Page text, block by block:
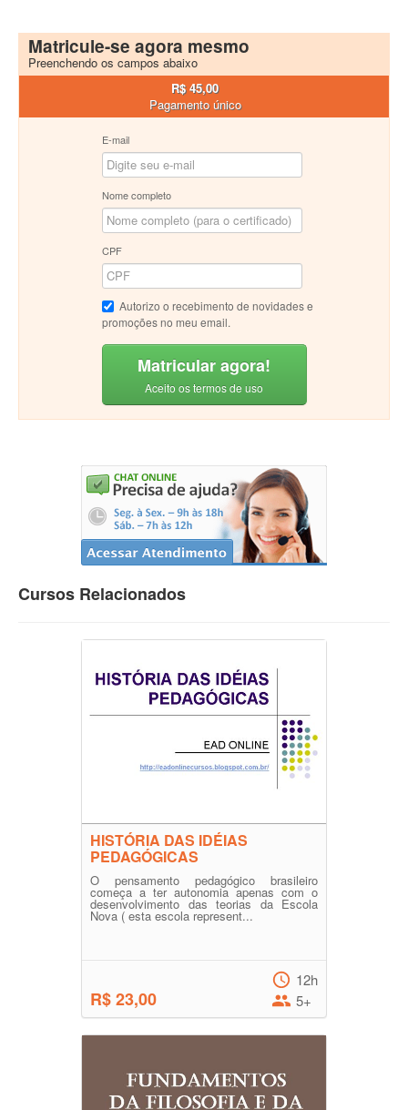
Matricule-se agora mesmo
Preenchendo os campos abaixo
R$ 45,00
Pagamento único
E-mail
Nome completo
CPF
Autorizo o recebimento de novidades e
promoções no meu email.
Matricular agora!
Aceito os termos de uso
Cursos Relacionados
HISTÓRIA DAS IDÉIAS
PEDAGÓGICAS
O pensamento pedagógico brasileiro
começa a ter autonomia apenas com o
desenvolvimento das teorias da Escola
Nova ( esta escola represent...
R$ 23,00
12h
5+